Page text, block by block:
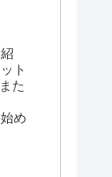
ト
た
め